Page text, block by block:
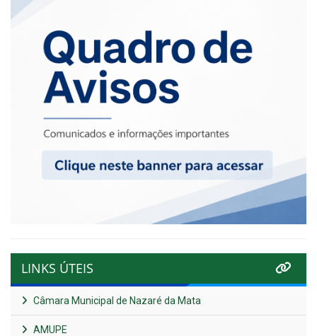
LINKS ÚTEIS
Câmara Municipal de Nazaré da Mata
AMUPE